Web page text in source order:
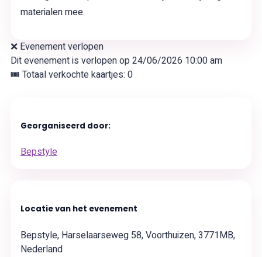
materialen mee.
❌ Evenement verlopen
Dit evenement is verlopen op24/06/2026 10:00 am
🎟 Totaal verkochte kaartjes: 0
Georganiseerd door:
Bepstyle
Locatie van het evenement
Bepstyle, Harselaarseweg 58, Voorthuizen, 3771MB,
Nederland